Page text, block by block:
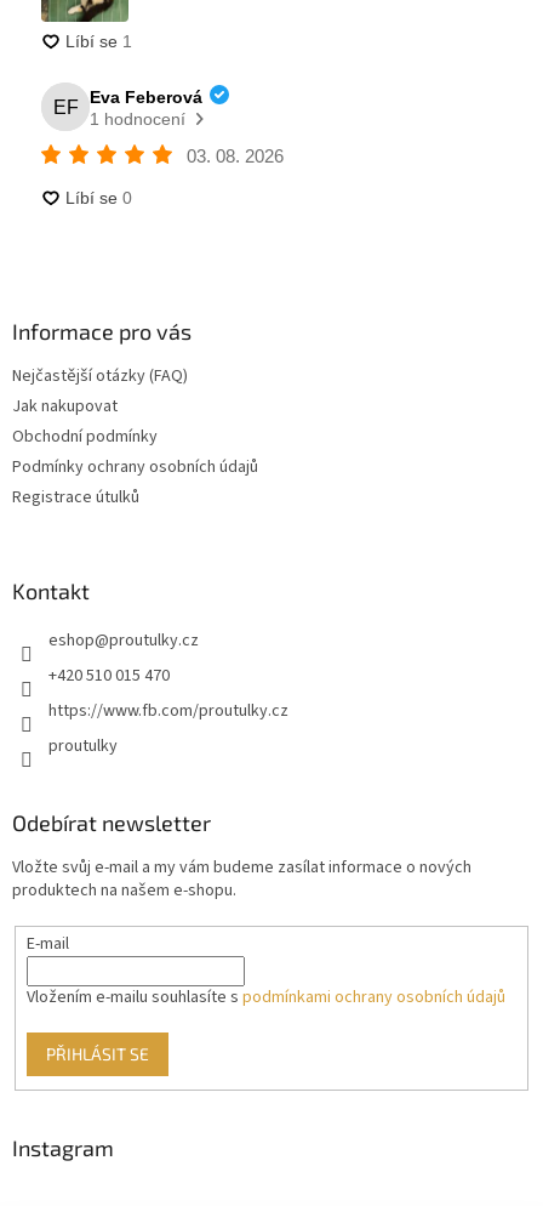
Informace pro vás
Nejčastější otázky (FAQ)
Jak nakupovat
Obchodní podmínky
Podmínky ochrany osobních údajů
Registrace útulků
Kontakt
eshop@proutulky.cz
+420 510 015 470
https://www.fb.com/proutulky.cz
proutulky
Odebírat newsletter
Vložte svůj e-mail a my vám budeme zasílat informace o nových
produktech na našem e-shopu.
E-mail
Vložením e-mailu souhlasíte s podmínkami ochrany osobních údajů
PŘIHLÁSIT SE
Instagram